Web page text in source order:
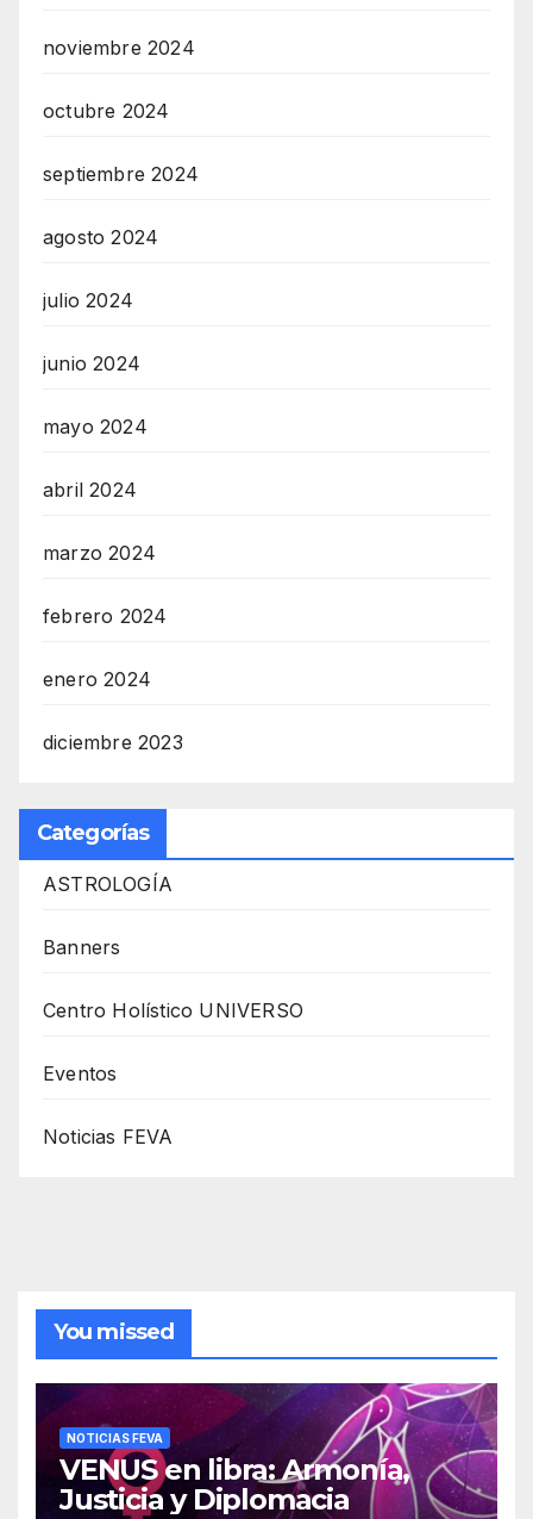
noviembre 2024
octubre 2024
septiembre 2024
agosto 2024
julio 2024
junio 2024
mayo 2024
abril 2024
marzo 2024
febrero 2024
enero 2024
diciembre 2023
Categorías
ASTROLOGÍA
Banners
Centro Holístico UNIVERSO
Eventos
Noticias FEVA
You missed
NOTICIAS FEVA
VENUS en libra: Armonía,
Justicia y Diplomacia